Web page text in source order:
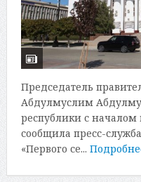
Председатель
Абдулмуслим
республики с началом
сообщила пресс-
«Первого се...